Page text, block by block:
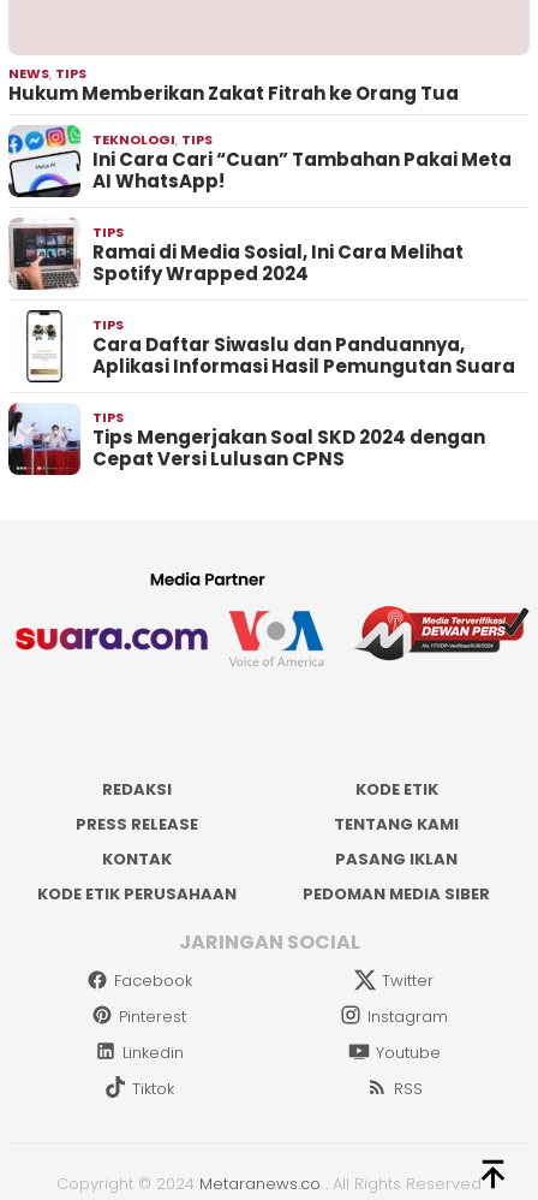
NEWS, TIPS
Hukum Memberikan Zakat Fitrah ke Orang Tua
TEKNOLOGI, TIPS
Ini Cara Cari “Cuan” Tambahan Pakai Meta
AI WhatsApp!
TIPS
Ramai di Media Sosial, Ini Cara Melihat
Spotify Wrapped 2024
TIPS
Cara Daftar Siwaslu dan Panduannya,
Aplikasi Informasi Hasil Pemungutan Suara
TIPS
Tips Mengerjakan Soal SKD 2024 dengan
Cepat Versi Lulusan CPNS
REDAKSI
KODE ETIK
PRESS RELEASE
TENTANG KAMI
KONTAK
PASANG IKLAN
KODE ETIK PERUSAHAAN
PEDOMAN MEDIA SIBER
JARINGAN SOCIAL
Facebook
Twitter
Pinterest
Instagram
Linkedin
Youtube
Tiktok
RSS
Copyright © 2024 Metaranews.co . All Rights Reserved